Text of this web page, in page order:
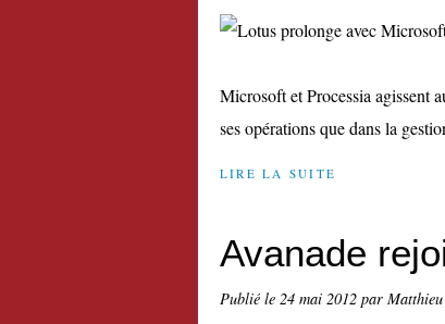
Microsoft et Processia agissent
ses opérations que dans la
LIRE LA SUITE
Avanade
Publié le 24 mai 2012 par